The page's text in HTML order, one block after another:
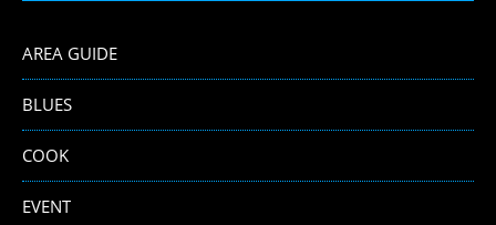
AREA GUIDE
BLUES
COOK
EVENT